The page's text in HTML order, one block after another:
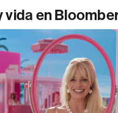
vida en